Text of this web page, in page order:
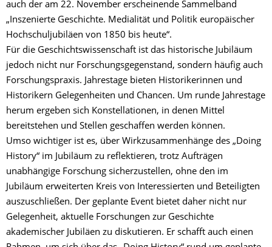
auch der am 22. November erscheinende Sammelband
„Inszenierte Geschichte. Medialität und Politik europäischer
Hochschuljubiläen von 1850 bis heute“.
Für die Geschichtswissenschaft ist das historische Jubiläum
jedoch nicht nur Forschungsgegenstand, sondern häufig auch
Forschungspraxis. Jahrestage bieten Historikerinnen und
Historikern Gelegenheiten und Chancen. Um runde Jahrestage
herum ergeben sich Konstellationen, in denen Mittel
bereitstehen und Stellen geschaffen werden können.
Umso wichtiger ist es, über Wirkzusammenhänge des „Doing
History“ im Jubiläum zu reflektieren, trotz Aufträgen
unabhängige Forschung sicherzustellen, ohne den im
Jubiläum erweiterten Kreis von Interessierten und Beteiligten
auszuschließen. Der geplante Event bietet daher nicht nur
Gelegenheit, aktuelle Forschungen zur Geschichte
akademischer Jubiläen zu diskutieren. Er schafft auch einen